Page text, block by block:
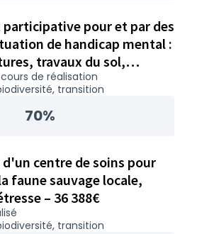
pour et par des
de handicap mental :
travaux du sol,
– 24 984€
de réalisation
transition
70%
centre de soins pour
faune sauvage locale,
– 36 388€
transition